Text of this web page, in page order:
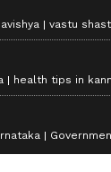
vastu
health tips in